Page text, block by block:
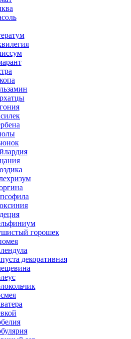
горошек
декоративная